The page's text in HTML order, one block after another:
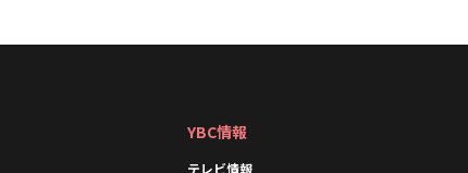
YBC情報
テレビ情報